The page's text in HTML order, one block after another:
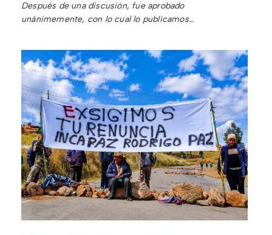
Después de una discusión, fue aprobado
unánimemente, con lo cual lo publicamos…